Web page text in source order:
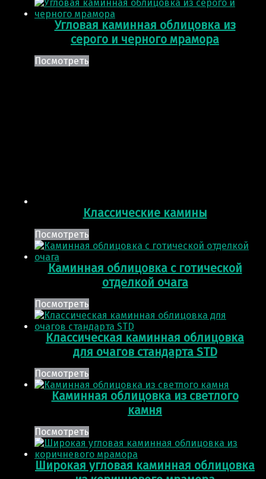
Угловая каминная облицовка из
серого и черного мрамора
Посмотреть
Классические камины
Посмотреть
Каминная облицовка с готической
отделкой очага
Посмотреть
Классическая каминная облицовка
для очагов стандарта STD
Посмотреть
Каминная облицовка из светлого
камня
Посмотреть
Широкая угловая каминная облицовка